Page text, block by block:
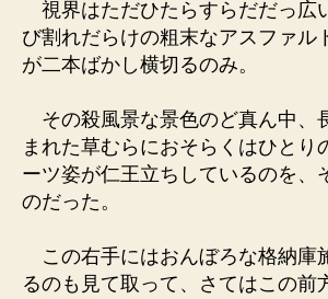
視界はただひたらすらだだっ広
び割れだらけの粗末なアスファル
が二本ばかし横切るのみ。
その殺風景な景色のど真ん中、
まれた草むらにおそらくはひとり
ーツ姿が仁王立ちしているのを、
のだった。
この右手にはおんぼろな格納庫
るのも見て取って、さてはこの前